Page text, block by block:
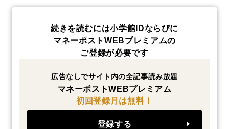
続きを読むには小学館IDならびに
マネーポストWEBプレミアムの
ご登録が必要です
広告なしでサイト内の全記事読み放題
マネーポストWEBプレミアム
初回登録月は無料！
登録する